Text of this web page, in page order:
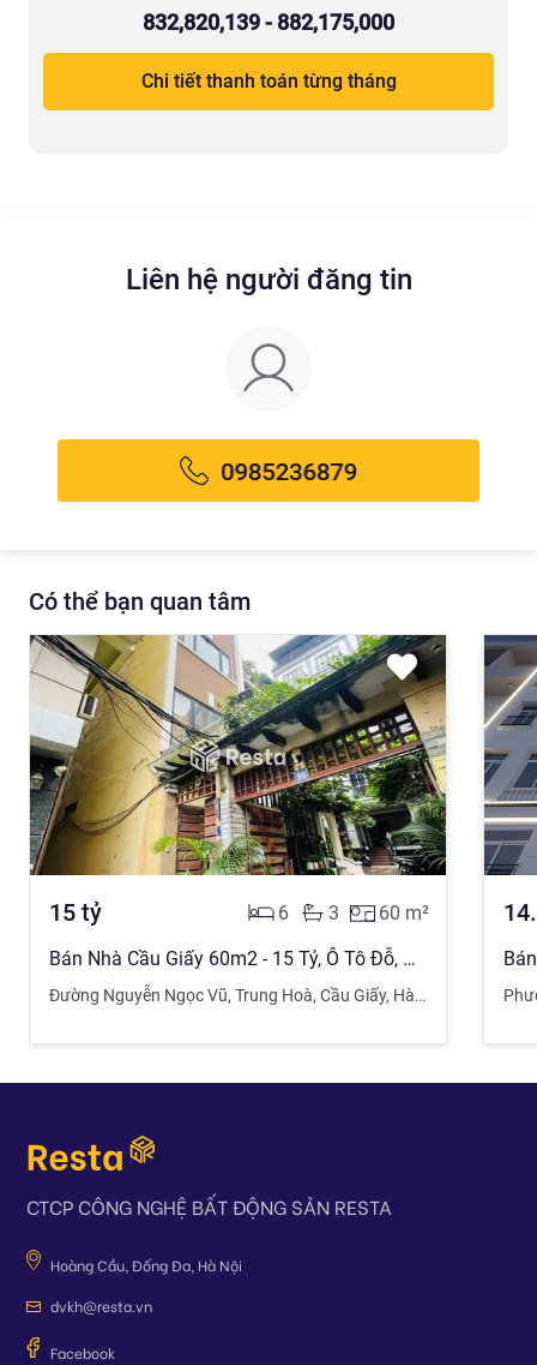
832,820,139 - 882,175,000
Chi tiết thanh toán từng tháng
Liên hệ người đăng tin
Có thể bạn quan tâm
15 tỷ 60 m²
3
6
Bán Nhà Cầu Giấy 60m2 - 15 Tỷ, Ô Tô Đỗ, Gần Phố, Sân Vườn Rộng, Gần Bãi Gửi Xe
Đường Nguyễn Ngọc Vũ, Trung Hoà, Cầu Giấy, Hà Nội
CTCP CÔNG NGHỆ BẤT ĐỘNG SẢN RESTA
Hoàng Cầu, Đống Đa, Hà Nội
dvkh@resta.vn
Facebook